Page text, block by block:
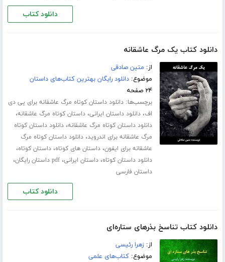
دانلود کتاب
دانلود کتاب یک مرگ عاشقانه
از: متین صادقی
موضوع:دانلود رایگان بهترین کتاب‌های داستان
۲۴ صفحه
برچسب‌ها:دانلود داستان کوتاه مرگ عاشقانه برای پی دی
اف،دانلود داستان ایرانی،داستان کوتاه مرگ عاشقانه،
دانلود داستان کوتاه مرگ عاشقانه،دانلود داستان کوتاه
مرگ عاشقانه برای اندروید،دانلود داستان کوتاه مرگ
عاشقانه برای ایفون،داستان های کوتاه،داستان کوتاه،
دانلود داستان کوتاه،داستان ایرانی،pdf داستان رایگان ،
داستان فارسی
دانلود کتاب
دانلود کتاب تناسخ بذرهای ستاره‌ای
از:زهرا رئیسی
موضوع:کتاب‌های علمی